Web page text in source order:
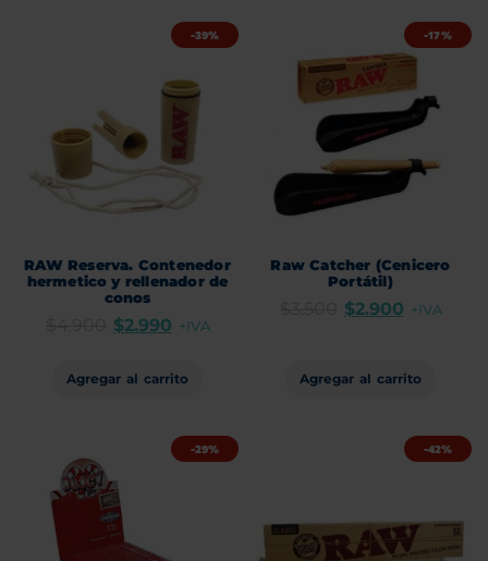
-39%
RAW Reserva. Contenedor
hermetico y rellenador de
conos
$2.990 +IVA
Agregar al carrito
-17%
Raw Catcher (Cenicero
Portátil)
$2.900 +IVA
Agregar al carrito
-29% -42%